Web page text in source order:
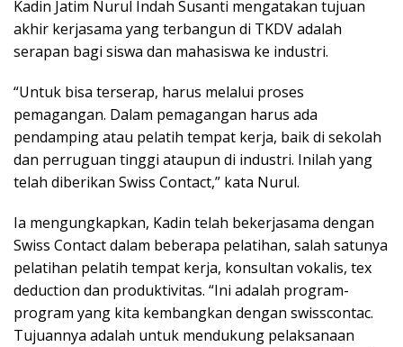
Kadin Jatim Nurul Indah Susanti mengatakan tujuan
akhir kerjasama yang terbangun di TKDV adalah
serapan bagi siswa dan mahasiswa ke industri.
“Untuk bisa terserap, harus melalui proses
pemagangan. Dalam pemagangan harus ada
pendamping atau pelatih tempat kerja, baik di sekolah
dan perruguan tinggi ataupun di industri. Inilah yang
telah diberikan Swiss Contact,” kata Nurul.
Ia mengungkapkan, Kadin telah bekerjasama dengan
Swiss Contact dalam beberapa pelatihan, salah satunya
pelatihan pelatih tempat kerja, konsultan vokalis, tex
deduction dan produktivitas. “Ini adalah program-
program yang kita kembangkan dengan swisscontac.
Tujuannya adalah untuk mendukung pelaksanaan